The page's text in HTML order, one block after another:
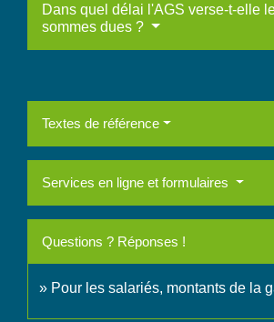
Dans quel délai l'AGS verse-t-elle
sommes dues ?
Textes de référence
Services en ligne et formulaires
Questions ? Réponses !
Pour les salariés, montants de la